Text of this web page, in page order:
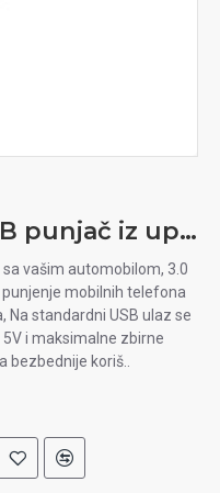
Prosto USBP357 USB punjač iz upaljača automobila QC3.0 + 2xUSB
vašim automobilom, 3.0
mobilnih telefona
Na standardni USB ulaz se
i maksimalne zbirne
bezbednije koriš..